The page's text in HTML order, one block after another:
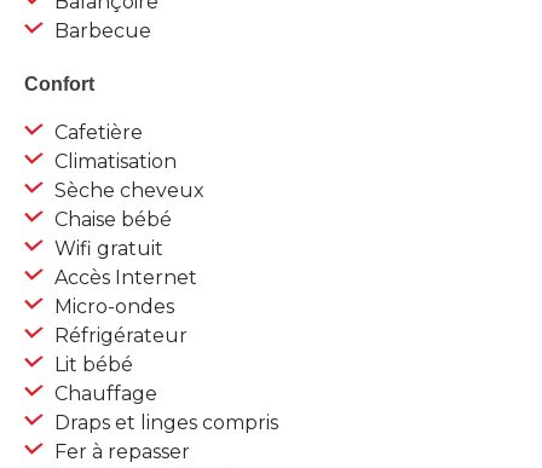
Barbecue
Confort
Cafetière
Climatisation
Sèche cheveux
Chaise bébé
Wifi gratuit
Accès Internet
Micro-ondes
Réfrigérateur
Lit bébé
Chauffage
Draps et linges compris
Fer à repasser